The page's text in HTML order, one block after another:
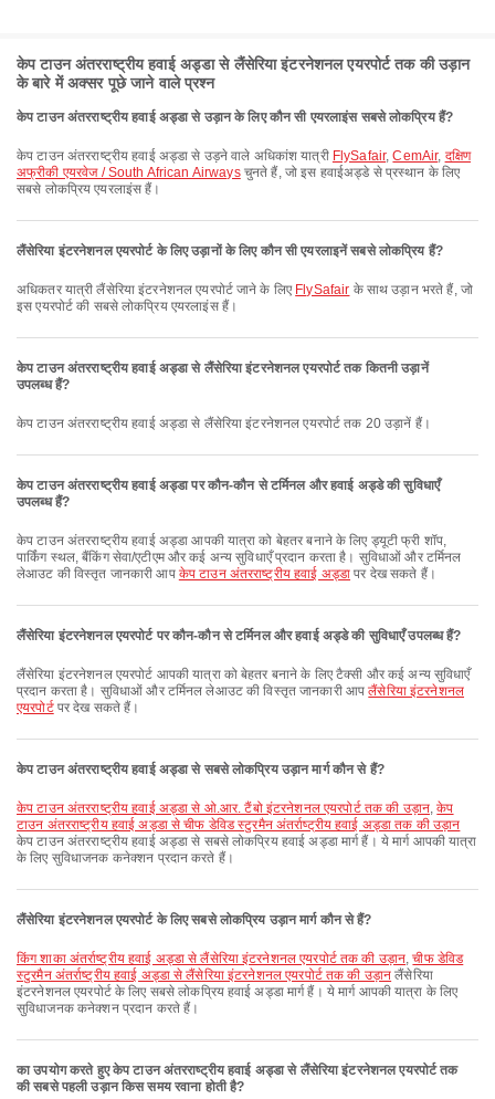
केप टाउन अंतरराष्ट्रीय हवाई अड्डा से लैंसेरिया इंटरनेशनल एयरपोर्ट तक की उड़ान
के बारे में अक्सर पूछे जाने वाले प्रश्न
केप टाउन अंतरराष्ट्रीय हवाई अड्डा से उड़ान के लिए कौन सी एयरलाइंस सबसे लोकप्रिय हैं?
केप टाउन अंतरराष्ट्रीय हवाई अड्डा से उड़ने वाले अधिकांश यात्री FlySafair,CemAir, दक्षिण
अफ्रीकी एयरवेज / South African Airwaysचुनते हैं, जो इस हवाईअड्डे से प्रस्थान के लिए
सबसे लोकप्रिय एयरलाइंस हैं।
लैंसेरिया इंटरनेशनल एयरपोर्ट के लिए उड़ानों के लिए कौन सी एयरलाइनें सबसे लोकप्रिय हैं?
अधिकतर यात्री लैंसेरिया इंटरनेशनल एयरपोर्ट जाने के लिए FlySafair के साथ उड़ान भरते हैं, जो
इस एयरपोर्ट की सबसे लोकप्रिय एयरलाइंस हैं।
केप टाउन अंतरराष्ट्रीय हवाई अड्डा से लैंसेरिया इंटरनेशनल एयरपोर्ट तक कितनी उड़ानें
उपलब्ध हैं?
केप टाउन अंतरराष्ट्रीय हवाई अड्डा से लैंसेरिया इंटरनेशनल एयरपोर्ट तक 20 उड़ानें हैं।
केप टाउन अंतरराष्ट्रीय हवाई अड्डा पर कौन-कौन से टर्मिनल और हवाई अड्डे की सुविधाएँ
उपलब्ध हैं?
केप टाउन अंतरराष्ट्रीय हवाई अड्डा आपकी यात्रा को बेहतर बनाने के लिए ड्यूटी फ्री शॉप,
पार्किंग स्थल, बैंकिंग सेवा/एटीएम और कई अन्य सुविधाएँ प्रदान करता है। सुविधाओं और टर्मिनल
लेआउट की विस्तृत जानकारी आप केप टाउन अंतरराष्ट्रीय हवाई अड्डा पर देख सकते हैं।
लैंसेरिया इंटरनेशनल एयरपोर्ट पर कौन-कौन से टर्मिनल और हवाई अड्डे की सुविधाएँ उपलब्ध हैं?
लैंसेरिया इंटरनेशनल एयरपोर्ट आपकी यात्रा को बेहतर बनाने के लिए टैक्सी और कई अन्य सुविधाएँ
प्रदान करता है। सुविधाओं और टर्मिनल लेआउट की विस्तृत जानकारी आपलैंसेरिया इंटरनेशनल
एयरपोर्टपर देख सकते हैं।
केप टाउन अंतरराष्ट्रीय हवाई अड्डा से सबसे लोकप्रिय उड़ान मार्ग कौन से हैं?
केप टाउन अंतरराष्ट्रीय हवाई अड्डा से ओ.आर. टैंबो इंटरनेशनल एयरपोर्ट तक की उड़ान,केप
टाउन अंतरराष्ट्रीय हवाई अड्डा से चीफ डेविड स्टुरमैन अंतर्राष्ट्रीय हवाई अड्डा तक की उड़ान
केप टाउन अंतरराष्ट्रीय हवाई अड्डा से सबसे लोकप्रिय हवाई अड्डा मार्ग हैं। ये मार्ग आपकी यात्रा
के लिए सुविधाजनक कनेक्शन प्रदान करते हैं।
लैंसेरिया इंटरनेशनल एयरपोर्ट के लिए सबसे लोकप्रिय उड़ान मार्ग कौन से हैं?
किंग शाका अंतर्राष्ट्रीय हवाई अड्डा से लैंसेरिया इंटरनेशनल एयरपोर्ट तक की उड़ान,चीफ डेविड
स्टुरमैन अंतर्राष्ट्रीय हवाई अड्डा से लैंसेरिया इंटरनेशनल एयरपोर्ट तक की उड़ान लैंसेरिया
इंटरनेशनल एयरपोर्ट के लिए सबसे लोकप्रिय हवाई अड्डा मार्ग हैं। ये मार्ग आपकी यात्रा के लिए
सुविधाजनक कनेक्शन प्रदान करते हैं।
का उपयोग करते हुए केप टाउन अंतरराष्ट्रीय हवाई अड्डा से लैंसेरिया इंटरनेशनल एयरपोर्ट तक
की सबसे पहली उड़ान किस समय रवाना होती है?